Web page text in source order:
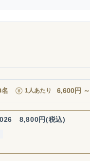
名 1人あたり 6,600円 ～
8,800円(税込)